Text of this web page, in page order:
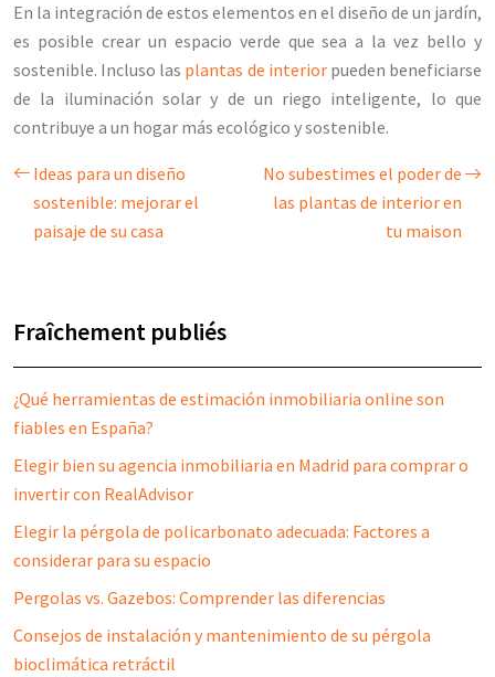
En la integración de estos elementos en el diseño de un jardín,
es posible crear un espacio verde que sea a la vez bello y
sostenible. Incluso las plantas de interiorpueden beneficiarse
de la iluminación solar y de un riego inteligente, lo que
contribuye a un hogar más ecológico y sostenible.
Ideas para un diseño
sostenible: mejorar el
paisaje de su casa
No subestimes el poder de
las plantas de interior en
tu maison
Fraîchement publiés
¿Qué herramientas de estimación inmobiliaria online son
fiables en España?
Elegir bien su agencia inmobiliaria en Madrid para comprar o
invertir con RealAdvisor
Elegir la pérgola de policarbonato adecuada: Factores a
considerar para su espacio
Pergolas vs. Gazebos: Comprender las diferencias
Consejos de instalación y mantenimiento de su pérgola
bioclimática retráctil